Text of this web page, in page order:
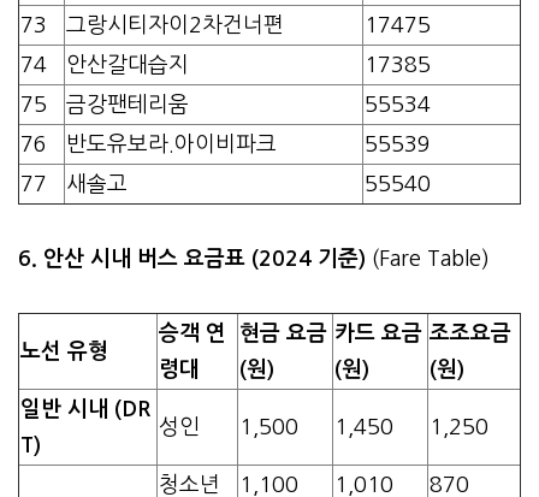
73
그랑시티자이2차건너편
17475
74
안산갈대습지
17385
75
금강팬테리움
55534
76
반도유보라.아이비파크
55539
77
새솔고 55540
6. 안산 시내 버스 요금표 (2024 기준) (Fare Table)
노선 유형
승객 연
령대
현금 요금
(원)
카드 요금
(원)
조조요금
(원)
일반 시내 (DR
T)
성인 1,500 1,450 1,250
청소년 1,100 1,010
870